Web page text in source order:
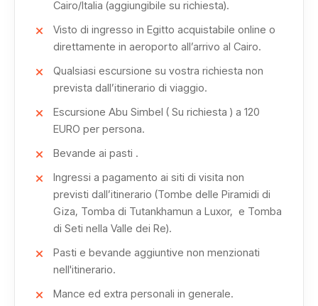
Cairo/Italia (aggiungibile su richiesta).
Visto di ingresso in Egitto acquistabile online o
direttamente in aeroporto all’arrivo al Cairo.
Qualsiasi escursione su vostra richiesta non
prevista dall’itinerario di viaggio.
Escursione Abu Simbel ( Su richiesta ) a 120
EURO per persona.
Bevande ai pasti .
Ingressi a pagamento ai siti di visita non
previsti dall’itinerario (Tombe delle Piramidi di
Giza, Tomba di Tutankhamun a Luxor, e Tomba
di Seti nella Valle dei Re).
Pasti e bevande aggiuntive non menzionati
nell'itinerario.
Mance ed extra personali in generale.